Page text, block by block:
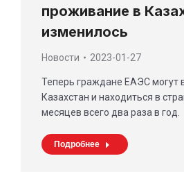
проживание в
изменилось
Новости 2023-01-27
Теперь граждане ЕАЭС могут
Казахстан и находиться в
месяцев всего два раза в год.
Подробнее